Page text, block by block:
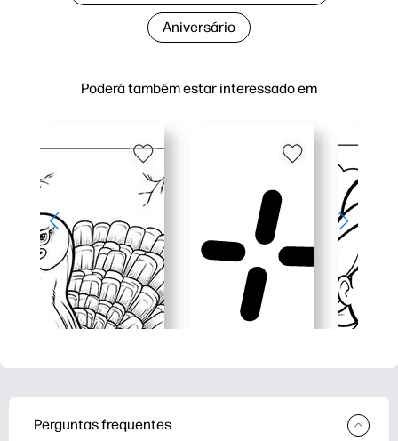
Poderá também estar interessado em
Aniversário
Perguntas frequentes